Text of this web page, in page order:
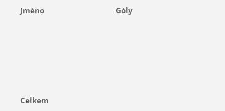
Jméno Góly
Celkem